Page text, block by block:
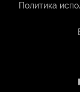
Политика